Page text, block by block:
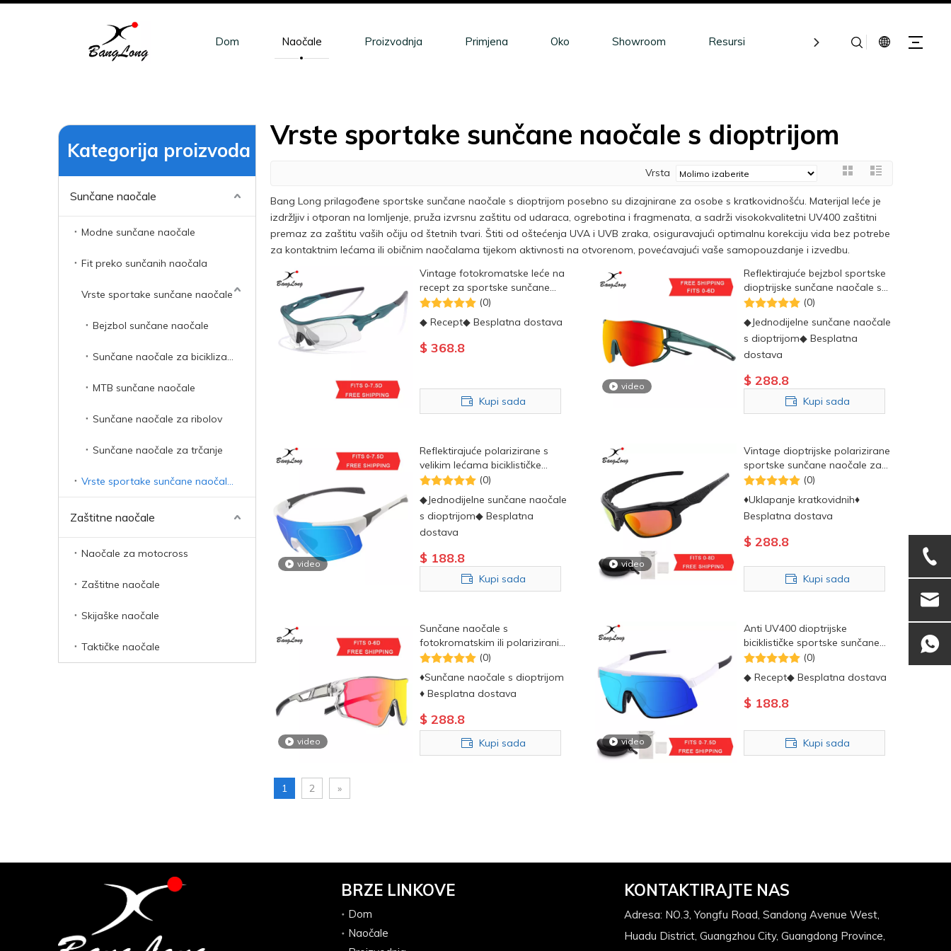
Dom Naočale Proizvodnja Primjena Oko Showroom Resursi Kontakt
Kategorija proizvoda
Sunčane naočale
Modne sunčane naočale
Fit preko sunčanih naočala
Vrste sportake sunčane naočale
Bejzbol sunčane naočale
Sunčane naočale za biciklizam
MTB sunčane naočale
Sunčane naočale za ribolov
Sunčane naočale za trčanje
Vrste sportake sunčane naočale s dioptrijom
Zaštitne naočale
Naočale za motocross
Zaštitne naočale
Skijaške naočale
Taktičke naočale
Vrste sportake sunčane naočale s dioptrijom
Vrsta
Bang Long prilagođene sportske sunčane naočale s dioptrijom posebno su dizajnirane za osobe s kratkovidnošću. Materijal leće je
izdržljiv i otporan na lomljenje, pruža izvrsnu zaštitu od udaraca, ogrebotina i fragmenata, a sadrži visokokvalitetni UV400 zaštitni
premaz za zaštitu vaših očiju od štetnih tvari. Štiti od oštećenja UVA i UVB zraka, osiguravajući optimalnu korekciju vida bez potrebe
za kontaktnim lećama ili običnim naočalama tijekom aktivnosti na otvorenom, povećavajući vaše samopouzdanje i izvedbu.
Vintage fotokromatske leće na
recept za sportske sunčane
naočale za trčanje
(0)
◆ Recept◆ Besplatna dostava
$ 368.8
Kupi sada
video
Reflektirajuće bejzbol sportske
dioptrijske sunčane naočale s
velikim lećama
(0)
◆Jednodijelne sunčane naočale
s dioptrijom◆ Besplatna
dostava
$ 288.8
Kupi sada
video
Reflektirajuće polarizirane s
velikim lećama biciklističke
sportske dioptrijske sunčane
naočale
(0)
◆Jednodijelne sunčane naočale
s dioptrijom◆ Besplatna
dostava
$ 188.8
Kupi sada
video
Vintage dioptrijske polarizirane
sportske sunčane naočale za
trčanje
(0)
♦Uklapanje kratkovidnih♦
Besplatna dostava
$ 288.8
Kupi sada
video
Sunčane naočale s
fotokromatskim ili polariziranim
lećama na recept za sport
(0)
♦Sunčane naočale s dioptrijom
♦ Besplatna dostava
$ 288.8
Kupi sada video
Anti UV400 dioptrijske
biciklističke sportske sunčane
naočale
(0)
◆ Recept◆ Besplatna dostava
$ 188.8
Kupi sada
1 2 »
BRZE LINKOVE
Dom
Naočale
KONTAKTIRAJTE NAS
Adresa: NO.3, Yongfu Road, Sandong Avenue West,
Huadu District, Guangzhou City, Guangdong Province,